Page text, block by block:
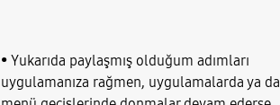
• Yukarıda paylaşmış olduğum adımları
uygulamanıza rağmen, uygulamalarda ya da